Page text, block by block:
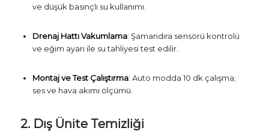
ve düşük basınçlı su kullanımı.
Drenaj Hattı Vakumlama: Şamandıra sensörü kontrolü
ve eğim ayarı ile su tahliyesi test edilir.
Montaj ve Test Çalıştırma: Auto modda 10 dk çalışma;
ses ve hava akımı ölçümü.
2. Dış Ünite Temizliği